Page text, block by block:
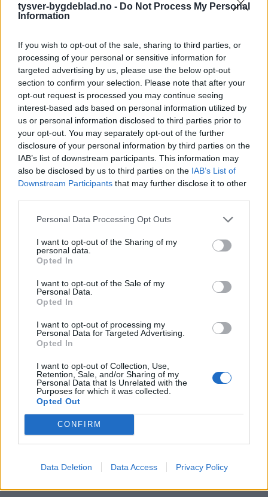
tysver-bygdeblad.no - Do Not Process My Personal
Information
If you wish to opt-out of the sale, sharing to third parties, or
processing of your personal or sensitive information for
targeted advertising by us, please use the below opt-out
section to confirm your selection. Please note that after your
opt-out request is processed you may continue seeing
interest-based ads based on personal information utilized by
us or personal information disclosed to third parties prior to
your opt-out. You may separately opt-out of the further
disclosure of your personal information by third parties on the
IAB’s list of downstream participants. This information may
also be disclosed by us to third parties on the IAB’s List of
Downstream Participants that may further disclose it to other
Personal Data Processing Opt Outs
I want to opt-out of the Sharing of my
personal data.
Opted In
I want to opt-out of the Sale of my
Personal Data.
Opted In
I want to opt-out of processing my
Personal Data for Targeted Advertising.
Opted In
I want to opt-out of Collection, Use,
Retention, Sale, and/or Sharing of my
Personal Data that Is Unrelated with the
Purposes for which it was collected.
Opted Out
CONFIRM
Data Deletion Data Access Privacy Policy